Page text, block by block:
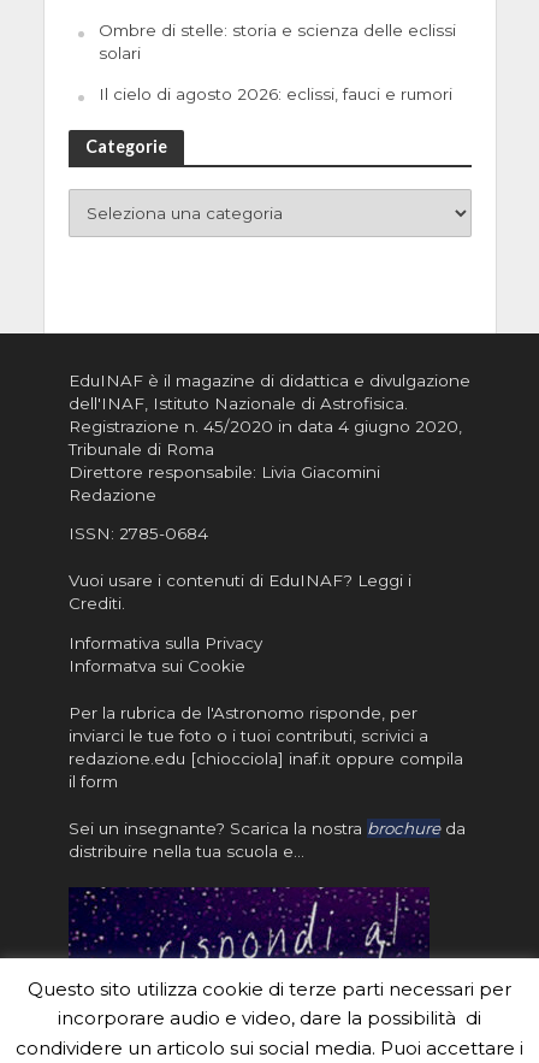
Ombre di stelle: storia e scienza delle eclissi
solari
Il cielo di agosto 2026: eclissi, fauci e rumori
Categorie
EduINAF è il magazine di didattica e divulgazione
dell'INAF, Istituto Nazionale di Astrofisica
Registrazione n. 45/2020 in data 4 giugno 2020,
Tribunale di Roma
Direttore responsabile: Livia Giacomini
Redazione
ISSN: 2785-0684
Vuoi usare i contenuti di EduINAF? Leggi i
Crediti.
Informativa sulla Privacy
Informatva sui Cookie
Per la rubrica de l'Astronomo risponde, per
inviarci le tue foto o i tuoi contributi, scrivici a
redazione.edu [chiocciola] inaf.it oppure compila
il form
Sei un insegnante? Scarica la nostra brochureda
distribuire nella tua scuola e…
Questo sito utilizza cookie di terze parti necessari per
incorporare audio e video, dare la possibilità di
condividere un articolo sui social media. Puoi accettare i